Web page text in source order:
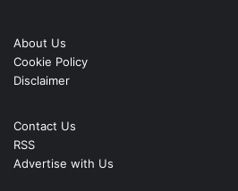
About Us
Cookie Policy
Disclaimer
Contact Us
RSS
Advertise with Us